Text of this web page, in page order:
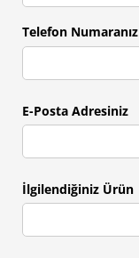
Telefon Numaranız
E-Posta Adresiniz
İlgilendiğiniz Ürün